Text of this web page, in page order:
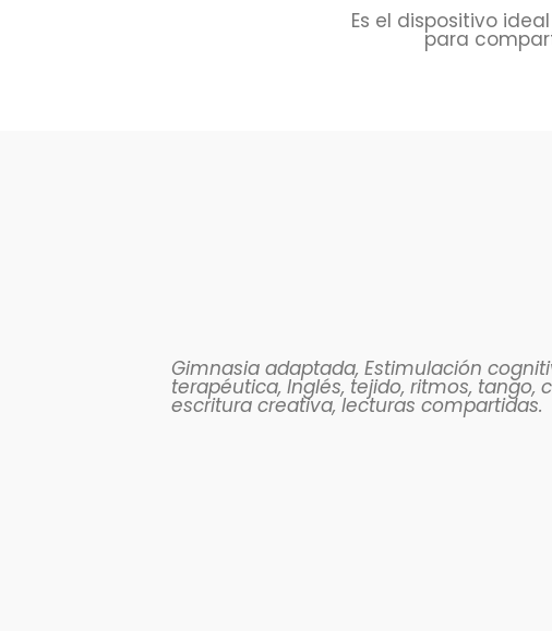
Es el dispositivo
para
Gimnasia adaptada, Estimulación
terapéutica, Inglés, tejido, ritmos, tango,
escritura creativa, lecturas compartidas.